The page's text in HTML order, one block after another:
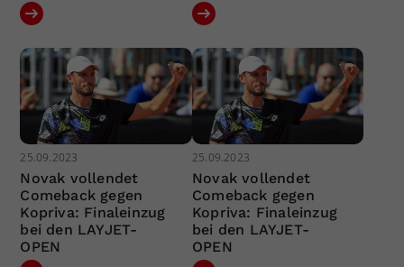
25.09.2023
Novak vollendet
Comeback gegen
Kopriva: Finaleinzug
bei den LAYJET-
OPEN
25.09.2023
Novak vollendet
Comeback gegen
Kopriva: Finaleinzug
bei den LAYJET-
OPEN